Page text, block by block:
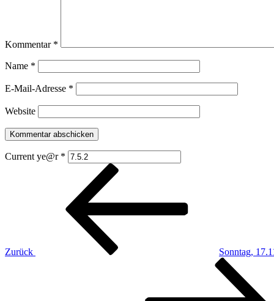
Kommentar *
Name *
E-Mail-Adresse *
Website
Current ye@r *
Beitragsnavigation
Zurück
Sonntag,